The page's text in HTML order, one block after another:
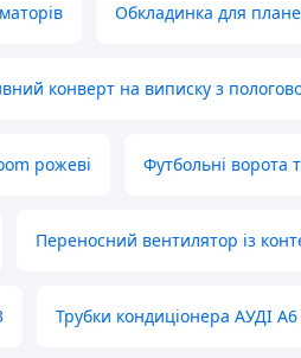
Обкладинка для
конверт на виписку з
рожеві Футбольні ворота
Переносний вентилятор із
Трубки кондиціонера АУДІ